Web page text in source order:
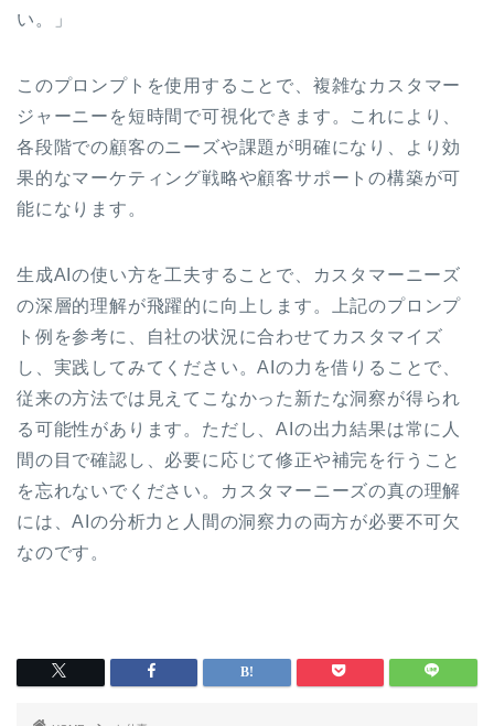
い。」
このプロンプトを使用することで、複雑なカスタマー
ジャーニーを短時間で可視化できます。これにより、
各段階での顧客のニーズや課題が明確になり、より効
果的なマーケティング戦略や顧客サポートの構築が可
能になります。
生成AIの使い方を工夫することで、カスタマーニーズ
の深層的理解が飛躍的に向上します。上記のプロンプ
ト例を参考に、自社の状況に合わせてカスタマイズ
し、実践してみてください。AIの力を借りることで、
従来の方法では見えてこなかった新たな洞察が得られ
る可能性があります。ただし、AIの出力結果は常に人
間の目で確認し、必要に応じて修正や補完を行うこと
を忘れないでください。カスタマーニーズの真の理解
には、AIの分析力と人間の洞察力の両方が必要不可欠
なのです。